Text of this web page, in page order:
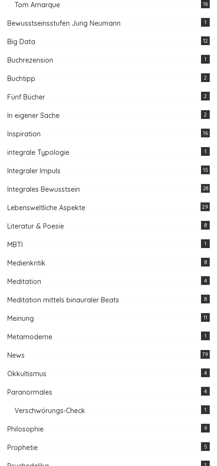
Tom Amarque 16
Bewusstseinsstufen Jung Neumann 1
Big Data 12
Buchrezension 1
Buchtipp 2
Fünf Bücher 2
In eigener Sache 2
Inspiration 16
integrale Typologie 1
Integraler Impuls 15
Integrales Bewusstsein 28
Lebensweltliche Aspekte 29
Literatur & Poesie 8
MBTI 1
Medienkritik 8
Meditation 4
Meditation mittels binauraler Beats 8
Meinung 11
Metamoderne 1
News 79
Okkultismus 4
Paranormales 4
Verschwörungs-Check 1
Philosophie 9
Prophetie 5